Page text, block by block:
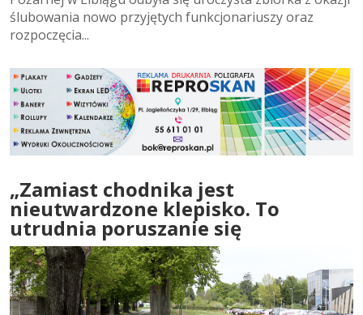
ślubowania nowo przyjętych funkcjonariuszy oraz
rozpoczęcia...
„Zamiast chodnika jest
nieutwardzone klepisko. To
utrudnia poruszanie się